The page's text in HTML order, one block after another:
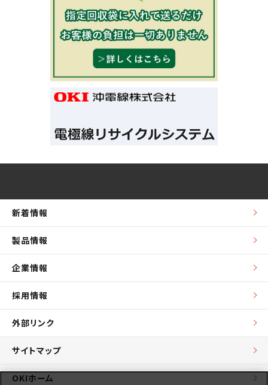
新着情報
製品情報
企業情報
採用情報
外部リンク
サイトマップ
OKIホーム